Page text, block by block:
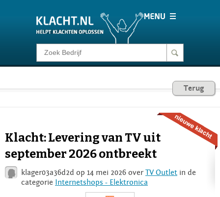
Klacht melden
Consumentenrecht
Voor Bedrijven
Login
Terug
Klacht: Levering van TV uit
september 2026 ontbreekt
klager03a36d2d op 14 mei 2026 overTV Outlet in de
categorie Internetshops - Elektronica